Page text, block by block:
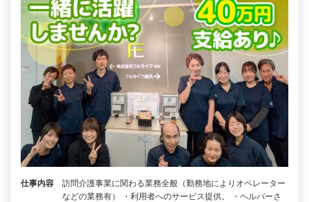
仕事内容
訪問介護事業に関わる業務全般（勤務地によりオペレーター
などの業務有） ・利用者へのサービス提供。 ・ヘルパーさ